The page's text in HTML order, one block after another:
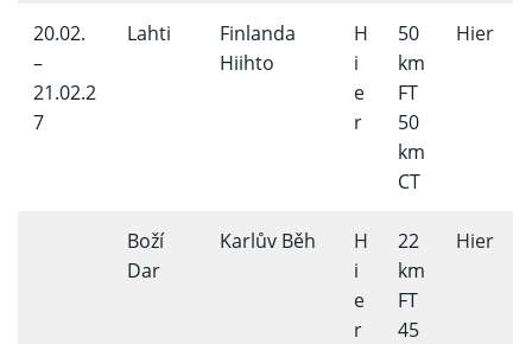
20.02.
–
21.02.2
7
Lahti
Finlanda
Hiihto
H
i
e
r
50
km
FT
50
km
CT
Hier
Boží
Dar
Karlův Běh
H
i
e
r
22
km
FT
45
Hier